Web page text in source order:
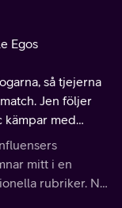
Egos
så tjejerna
Jen följer
kämpar med
mitt i en
rubriker. Nu